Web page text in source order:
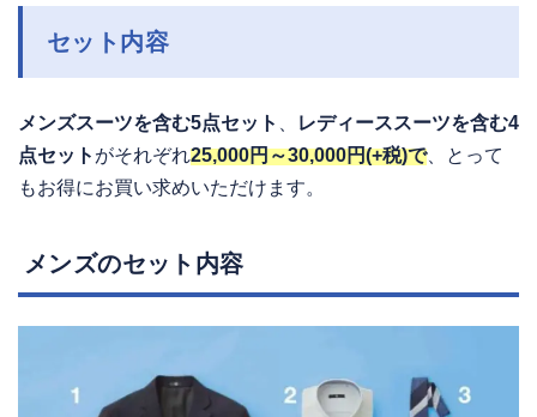
セット内容
メンズスーツを含む5点セット
レディーススーツを含む4
点セット がそれぞれ25,000円～30,000円(+税)で、とって
もお得にお買い求めいただけます。
メンズのセット内容